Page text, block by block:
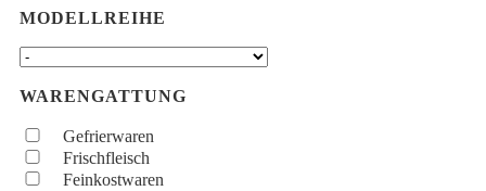
MODELLREIHE
WARENGATTUNG
Gefrierwaren
Frischfleisch
Feinkostwaren